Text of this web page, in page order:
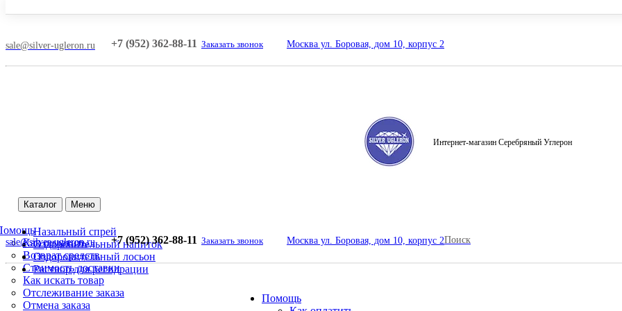
sale@silver-ugleron.ru +7 (952) 362-88-11 Заказать звонок Москва ул. Боровая, дом 10, корпус 2
Интернет-магазин Серебряный Углерон
Каталог Меню
Как оплатить
Возврат средств
Стоимость доставки
Как искать товар
Отслеживание заказа
Отмена заказа
Назальный спрей
Оздоровительный напиток
Оздоровительный лосьон
Раствор для регидрации
sale@silver-ugleron.ru +7 (952) 362-88-11 Заказать звонок Москва ул. Боровая, дом 10, корпус 2Поиск
Помощь